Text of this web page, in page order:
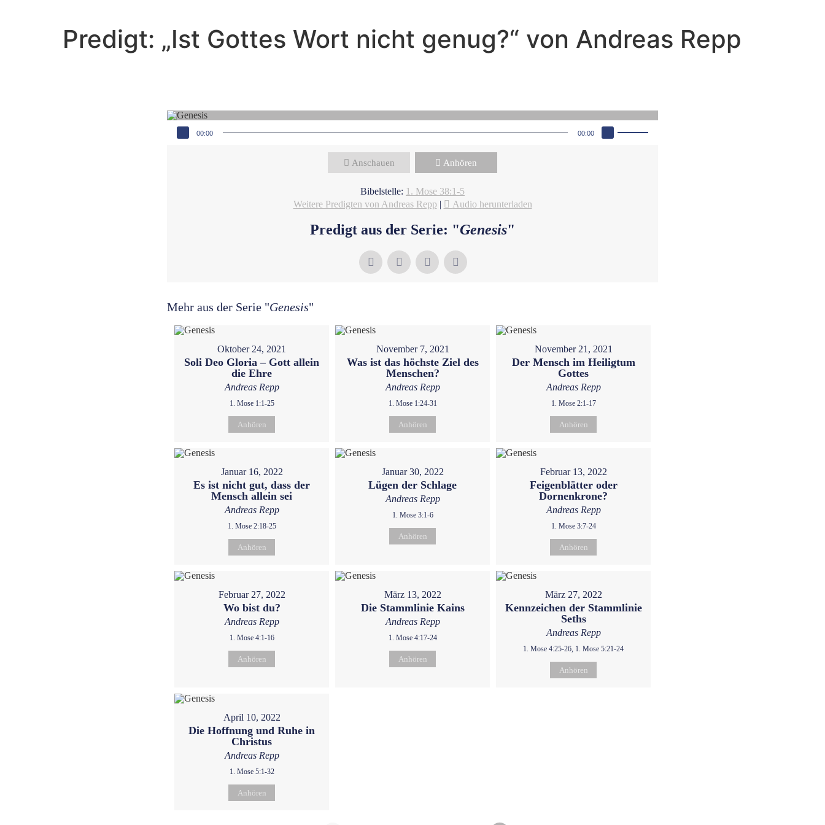
Predigt: „Ist Gottes Wort nicht genug?“ von Andreas Repp
Audio-Player
00:00 00:00
Pfeiltasten Hoch/Runter benutzen, um die Lautstärke zu regeln.
Anschauen Anhören
Bibelstelle: 1. Mose 38:1-5
Weitere Predigten von Andreas Repp | Audio herunterladen
Predigt aus der Serie: "Genesis"
Mehr aus der Serie "Genesis"
Oktober 24, 2021
Soli Deo Gloria – Gott allein
die Ehre
Andreas Repp
1. Mose 1:1-25
Anhören
November 7, 2021
Was ist das höchste Ziel des
Menschen?
Andreas Repp
1. Mose 1:24-31
Anhören
November 21, 2021
Der Mensch im Heiligtum
Gottes
Andreas Repp
1. Mose 2:1-17
Anhören
Januar 16, 2022
Es ist nicht gut, dass der
Mensch allein sei
Andreas Repp
1. Mose 2:18-25
Anhören
Januar 30, 2022
Lügen der Schlage
Andreas Repp
1. Mose 3:1-6
Anhören
Februar 13, 2022
Feigenblätter oder
Dornenkrone?
Andreas Repp
1. Mose 3:7-24
Anhören
Februar 27, 2022
Wo bist du?
Andreas Repp
1. Mose 4:1-16
Anhören
März 13, 2022
Die Stammlinie Kains
Andreas Repp
1. Mose 4:17-24
Anhören
März 27, 2022
Kennzeichen der Stammlinie
Seths
Andreas Repp
1. Mose 4:25-26, 1. Mose 5:21-24
Anhören
April 10, 2022
Die Hoffnung und Ruhe in
Christus
Andreas Repp
1. Mose 5:1-32
Anhören